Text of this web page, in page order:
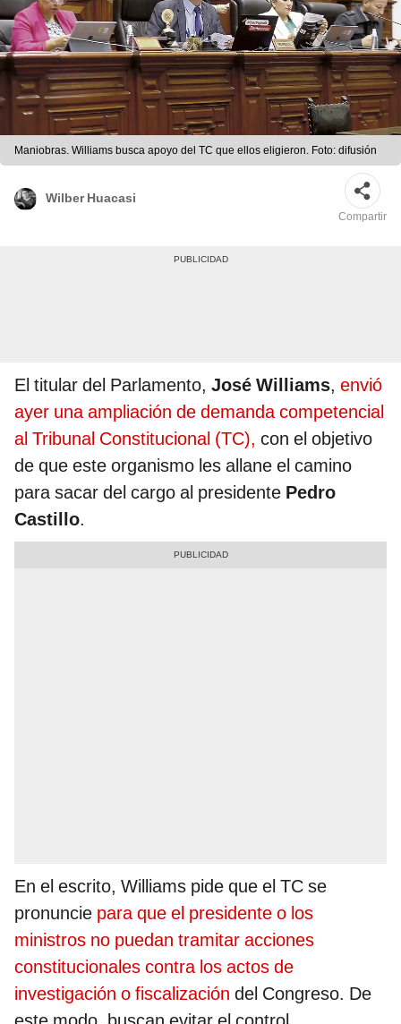
Maniobras. Williams busca apoyo del TC que ellos eligieron. Foto: difusión
Wilber Huacasi
Compartir
El titular del Parlamento, José Williams, envió
ayer una ampliación de demanda competencial
al Tribunal Constitucional (TC), con el objetivo
de que este organismo les allane el camino
para sacar del cargo al presidente Pedro
Castillo.
En el escrito, Williams pide que el TC se
pronuncie para que el presidente o los
ministros no puedan tramitar acciones
constitucionales contra los actos de
investigación o fiscalización del Congreso. De